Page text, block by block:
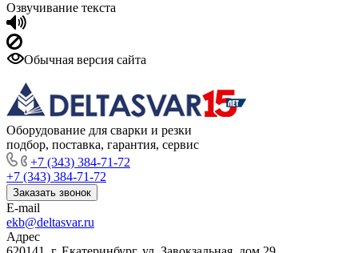
Озвучивание текста
Обычная версия сайта
Оборудование для сварки и резки
подбор, поставка, гарантия, сервис
+7 (343) 384-71-72
+7 (343) 384-71-72
Заказать звонок
E-mail
ekb@deltasvar.ru
Адрес